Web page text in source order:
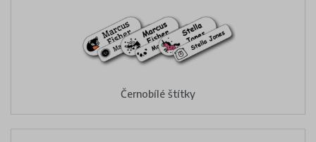
Černobílé štítky